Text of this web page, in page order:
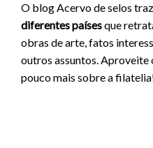
O blog Acervo de selos
diferentes paísesque
obras de arte, fatos
outros assuntos. Aproveite
pouco mais sobre a